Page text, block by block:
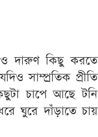
দারুণ কিছু করতে
সাম্প্রতিক প্রীতি
চাপে আছে টনি
ঘুরে দাঁড়াতে চায়